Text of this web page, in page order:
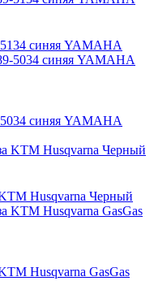
5134 синяя YAMAHA
5034 синяя YAMAHA
Husqvarna Черный
Husqvarna GasGas